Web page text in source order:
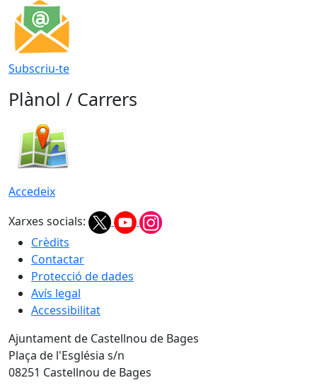
Subscriu-te
Plànol / Carrers
Accedeix
Xarxes socials:
Crèdits
Contactar
Protecció de dades
Avís legal
Accessibilitat
Ajuntament de Castellnou de Bages
Plaça de l'Església s/n
08251 Castellnou de Bages